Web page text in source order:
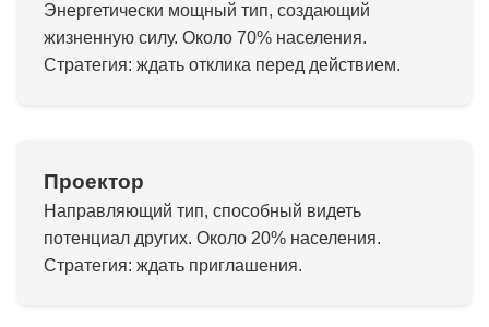
Энергетически мощный тип, создающий
жизненную силу. Около 70% населения.
Стратегия: ждать отклика перед действием.
Проектор
Направляющий тип, способный видеть
потенциал других. Около 20% населения.
Стратегия: ждать приглашения.